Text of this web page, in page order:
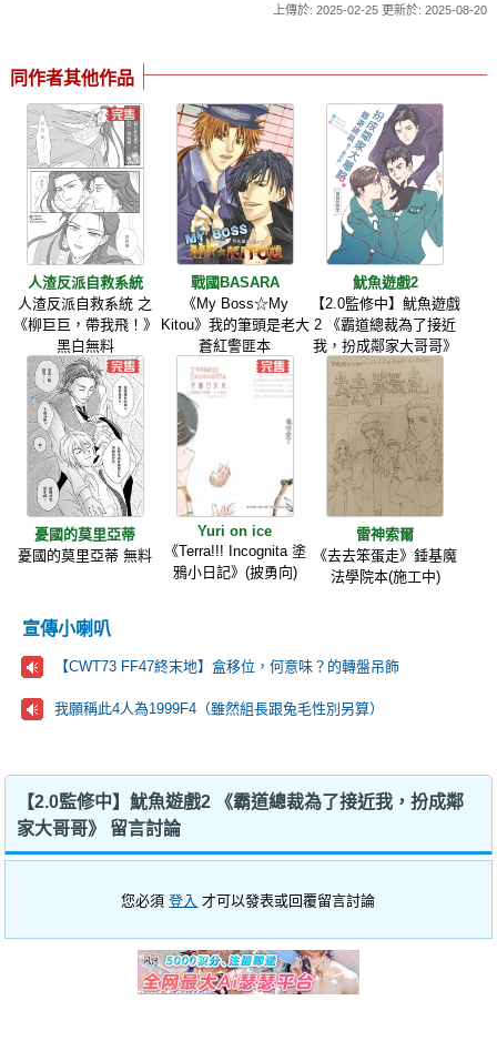
上傳於: 2025-02-25 更新於: 2025-08-20
同作者其他作品
人渣反派自救系統
人渣反派自救系統 之
《柳巨巨，帶我飛！》
黑白無料
戰國BASARA
《My Boss☆My
Kitou》我的筆頭是老大
蒼紅警匪本
魷魚遊戲2
【2.0監修中】魷魚遊戲
2 《霸道總裁為了接近
我，扮成鄰家大哥哥》
憂國的莫里亞蒂
憂國的莫里亞蒂 無料
Yuri on ice
《Terra!!! Incognita 塗
鴉小日記》(披勇向)
雷神索爾
《去去笨蛋走》錘基魔
法學院本(施工中)
宣傳小喇叭
【CWT73 FF47終末地】盒移位，何意味？的轉盤吊飾
我願稱此4人為1999F4（雖然組長跟兔毛性別另算）
【2.0監修中】魷魚遊戲2 《霸道總裁為了接近我，扮成鄰
家大哥哥》 留言討論
您必須登入 才可以發表或回覆留言討論